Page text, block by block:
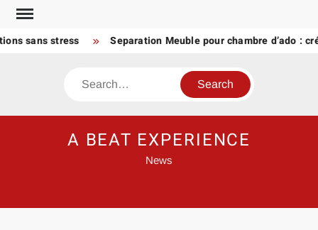
Skip
contentsans stress Separation Meuble pour chambre d’ado :
Search
A BEAT EXPERIENCE
News